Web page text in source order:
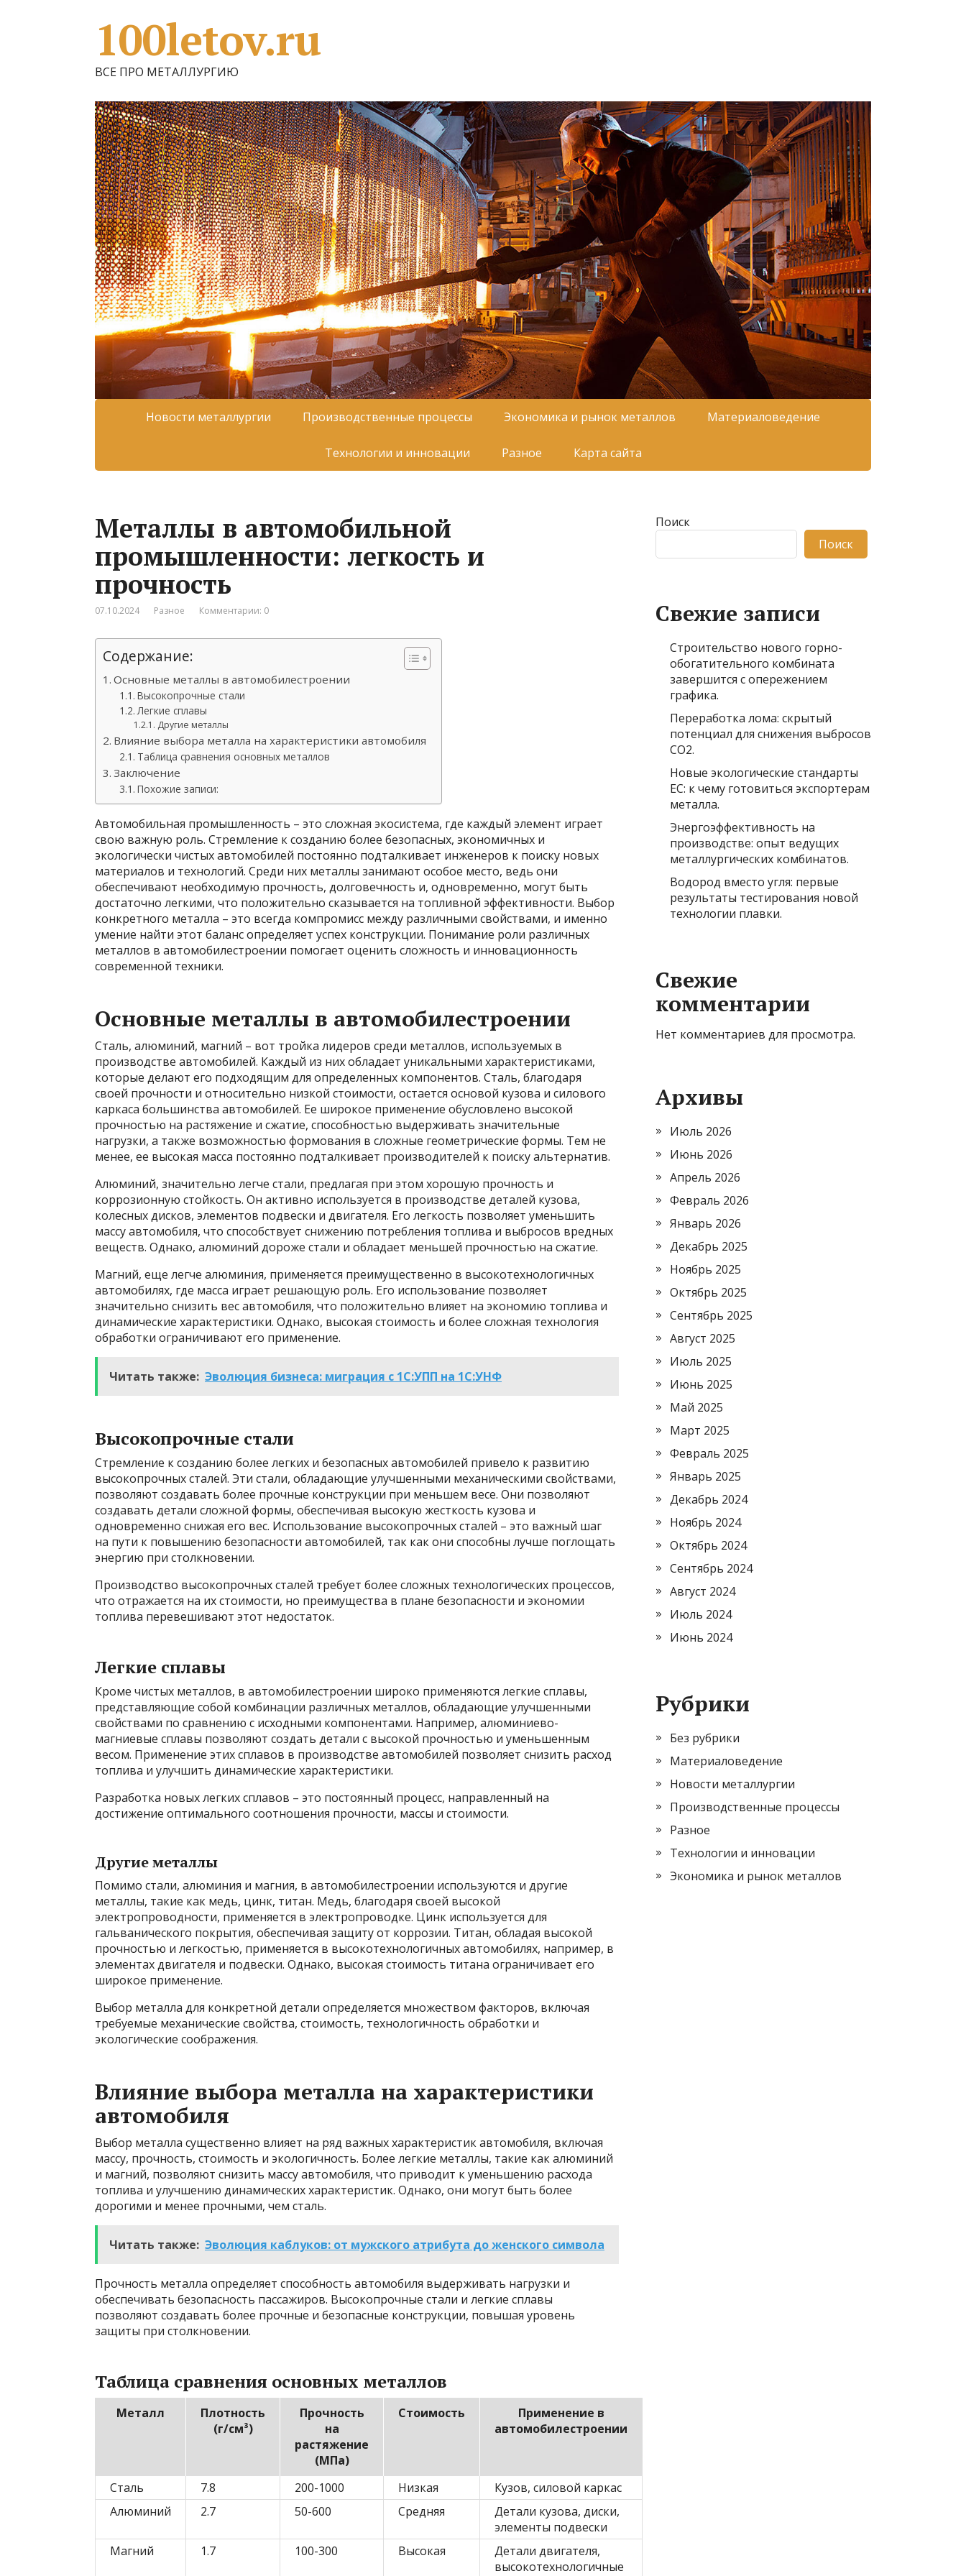
100letov.ru
ВСЕ ПРО МЕТАЛЛУРГИЮ
Новости металлургии Производственные процессы Экономика и рынок металлов Материаловедение
Технологии и инновации Разное Карта сайта
Металлы в автомобильной
промышленности: легкость и
прочность
07.10.2024 Разное Комментарии: 0
Содержание:
Основные металлы в автомобилестроении
Высокопрочные стали
Легкие сплавы
Другие металлы
Влияние выбора металла на характеристики автомобиля
Таблица сравнения основных металлов
Заключение
Похожие записи:
Автомобильная промышленность – это сложная экосистема, где каждый элемент играет
свою важную роль. Стремление к созданию более безопасных, экономичных и
экологически чистых автомобилей постоянно подталкивает инженеров к поиску новых
материалов и технологий. Среди них металлы занимают особое место, ведь они
обеспечивают необходимую прочность, долговечность и, одновременно, могут быть
достаточно легкими, что положительно сказывается на топливной эффективности. Выбор
конкретного металла – это всегда компромисс между различными свойствами, и именно
умение найти этот баланс определяет успех конструкции. Понимание роли различных
металлов в автомобилестроении помогает оценить сложность и инновационность
современной техники.
Основные металлы в автомобилестроении
Сталь, алюминий, магний – вот тройка лидеров среди металлов, используемых в
производстве автомобилей. Каждый из них обладает уникальными характеристиками,
которые делают его подходящим для определенных компонентов. Сталь, благодаря
своей прочности и относительно низкой стоимости, остается основой кузова и силового
каркаса большинства автомобилей. Ее широкое применение обусловлено высокой
прочностью на растяжение и сжатие, способностью выдерживать значительные
нагрузки, а также возможностью формования в сложные геометрические формы. Тем не
менее, ее высокая масса постоянно подталкивает производителей к поиску альтернатив.
Алюминий, значительно легче стали, предлагая при этом хорошую прочность и
коррозионную стойкость. Он активно используется в производстве деталей кузова,
колесных дисков, элементов подвески и двигателя. Его легкость позволяет уменьшить
массу автомобиля, что способствует снижению потребления топлива и выбросов вредных
веществ. Однако, алюминий дороже стали и обладает меньшей прочностью на сжатие.
Магний, еще легче алюминия, применяется преимущественно в высокотехнологичных
автомобилях, где масса играет решающую роль. Его использование позволяет
значительно снизить вес автомобиля, что положительно влияет на экономию топлива и
динамические характеристики. Однако, высокая стоимость и более сложная технология
обработки ограничивают его применение.
Читать также: Эволюция бизнеса: миграция с 1С:УПП на 1С:УНФ
Высокопрочные стали
Стремление к созданию более легких и безопасных автомобилей привело к развитию
высокопрочных сталей. Эти стали, обладающие улучшенными механическими свойствами,
позволяют создавать более прочные конструкции при меньшем весе. Они позволяют
создавать детали сложной формы, обеспечивая высокую жесткость кузова и
одновременно снижая его вес. Использование высокопрочных сталей – это важный шаг
на пути к повышению безопасности автомобилей, так как они способны лучше поглощать
энергию при столкновении.
Производство высокопрочных сталей требует более сложных технологических процессов,
что отражается на их стоимости, но преимущества в плане безопасности и экономии
топлива перевешивают этот недостаток.
Легкие сплавы
Кроме чистых металлов, в автомобилестроении широко применяются легкие сплавы,
представляющие собой комбинации различных металлов, обладающие улучшенными
свойствами по сравнению с исходными компонентами. Например, алюминиево-
магниевые сплавы позволяют создать детали с высокой прочностью и уменьшенным
весом. Применение этих сплавов в производстве автомобилей позволяет снизить расход
топлива и улучшить динамические характеристики.
Разработка новых легких сплавов – это постоянный процесс, направленный на
достижение оптимального соотношения прочности, массы и стоимости.
Другие металлы
Помимо стали, алюминия и магния, в автомобилестроении используются и другие
металлы, такие как медь, цинк, титан. Медь, благодаря своей высокой
электропроводности, применяется в электропроводке. Цинк используется для
гальванического покрытия, обеспечивая защиту от коррозии. Титан, обладая высокой
прочностью и легкостью, применяется в высокотехнологичных автомобилях, например, в
элементах двигателя и подвески. Однако, высокая стоимость титана ограничивает его
широкое применение.
Выбор металла для конкретной детали определяется множеством факторов, включая
требуемые механические свойства, стоимость, технологичность обработки и
экологические соображения.
Влияние выбора металла на характеристики
автомобиля
Выбор металла существенно влияет на ряд важных характеристик автомобиля, включая
массу, прочность, стоимость и экологичность. Более легкие металлы, такие как алюминий
и магний, позволяют снизить массу автомобиля, что приводит к уменьшению расхода
топлива и улучшению динамических характеристик. Однако, они могут быть более
дорогими и менее прочными, чем сталь.
Читать также: Эволюция каблуков: от мужского атрибута до женского символа
Прочность металла определяет способность автомобиля выдерживать нагрузки и
обеспечивать безопасность пассажиров. Высокопрочные стали и легкие сплавы
позволяют создавать более прочные и безопасные конструкции, повышая уровень
защиты при столкновении.
Таблица сравнения основных металлов
Металл
Плотность
(г/см³)
Прочность
на
растяжение
(МПа)
Стоимость
Применение в
автомобилестроении
Сталь 7.8 200-1000 Низкая
Кузов, силовой каркас
Алюминий
2.7 50-600 Средняя
Детали кузова, диски,
элементы подвески
Магний
1.7 100-300 Высокая
Детали двигателя,
высокотехнологичные
Поиск
Поиск
Свежие записи
Строительство нового горно-
обогатительного комбината
завершится с опережением
графика.
Переработка лома: скрытый
потенциал для снижения выбросов
CO2.
Новые экологические стандарты
ЕС: к чему готовиться экспортерам
металла.
Энергоэффективность на
производстве: опыт ведущих
металлургических комбинатов.
Водород вместо угля: первые
результаты тестирования новой
технологии плавки.
Свежие
комментарии
Нет комментариев для просмотра.
Архивы
Июль 2026
Июнь 2026
Апрель 2026
Февраль 2026
Январь 2026
Декабрь 2025
Ноябрь 2025
Октябрь 2025
Сентябрь 2025
Август 2025
Июль 2025
Июнь 2025
Май 2025
Март 2025
Февраль 2025
Январь 2025
Декабрь 2024
Ноябрь 2024
Октябрь 2024
Сентябрь 2024
Август 2024
Июль 2024
Июнь 2024
Рубрики
Без рубрики
Материаловедение
Новости металлургии
Производственные процессы
Разное
Технологии и инновации
Экономика и рынок металлов